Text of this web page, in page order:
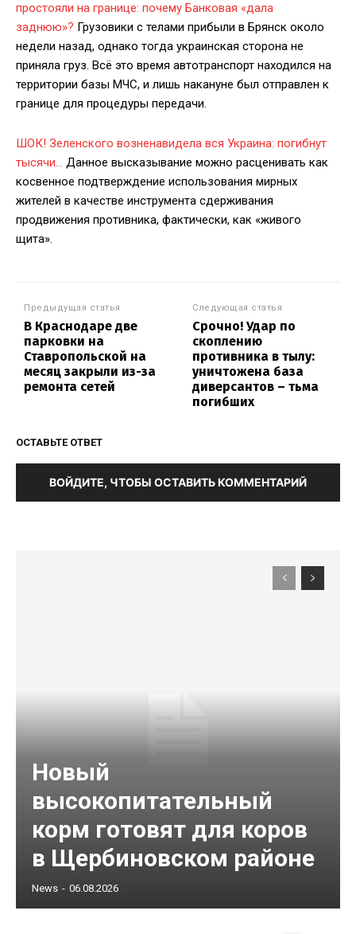
простояли на границе: почему Банковая «дала
заднюю»? Грузовики с телами прибыли в Брянск около
недели назад, однако тогда украинская сторона не
приняла груз. Всё это время автотранспорт находился на
территории базы МЧС, и лишь накануне был отправлен к
границе для процедуры передачи.
ШОК! Зеленского возненавидела вся Украина: погибнут
тысячи… Данное высказывание можно расценивать как
косвенное подтверждение использования мирных
жителей в качестве инструмента сдерживания
продвижения противника, фактически, как «живого
щита».
Предыдущая статья
В Краснодаре две
парковки на
Ставропольской на
месяц закрыли из-за
ремонта сетей
Следующая статья
Срочно! Удар по
скоплению
противника в тылу:
уничтожена база
диверсантов – тьма
погибших
ОСТАВЬТЕ ОТВЕТ
ВОЙДИТЕ, ЧТОБЫ ОСТАВИТЬ КОММЕНТАРИЙ
Новый
высокопитательный
корм готовят для коров
в Щербиновском районе
News - 06.08.2026